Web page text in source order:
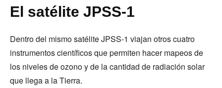
El satélite JPSS-1
Dentro del mismo satélite JPSS-1 viajan otros cuatro
instrumentos científicos que permiten hacer mapeos de
los niveles de ozono y de la cantidad de radiación solar
que llega a la Tierra.